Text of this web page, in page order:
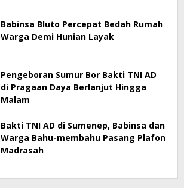
Babinsa Bluto Percepat Bedah Rumah
Warga Demi Hunian Layak
Pengeboran Sumur Bor Bakti TNI AD
di Pragaan Daya Berlanjut Hingga
Malam
Bakti TNI AD di Sumenep, Babinsa dan
Warga Bahu-membahu Pasang Plafon
Madrasah